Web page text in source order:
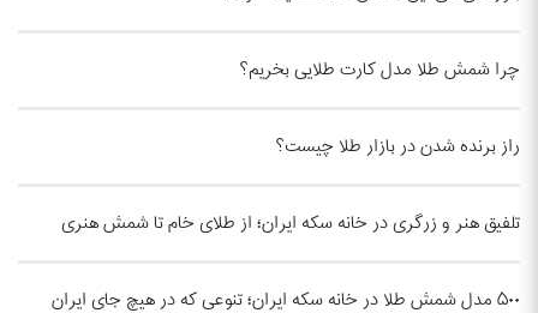
چرا شمش طلا مدل کارت طلایی بخریم؟
راز برنده شدن در بازار طلا چیست؟
تلفیق هنر و زرگری در خانه سکه ایران؛ از طلای خام تا شمش هنری
۵۰۰ مدل شمش طلا در خانه سکه ایران؛ تنوعی که در هیچ جای ایران